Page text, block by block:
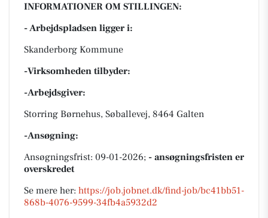
INFORMATIONER OM STILLINGEN:
- Arbejdspladsen ligger i:
Skanderborg Kommune
-Virksomheden tilbyder:
-Arbejdsgiver:
Storring Børnehus, Søballevej, 8464 Galten
-Ansøgning:
Ansøgningsfrist: 09-01-2026; - ansøgningsfristen er
overskredet
Se mere her: https://job.jobnet.dk/find-job/bc41bb51-
868b-4076-9599-34fb4a5932d2